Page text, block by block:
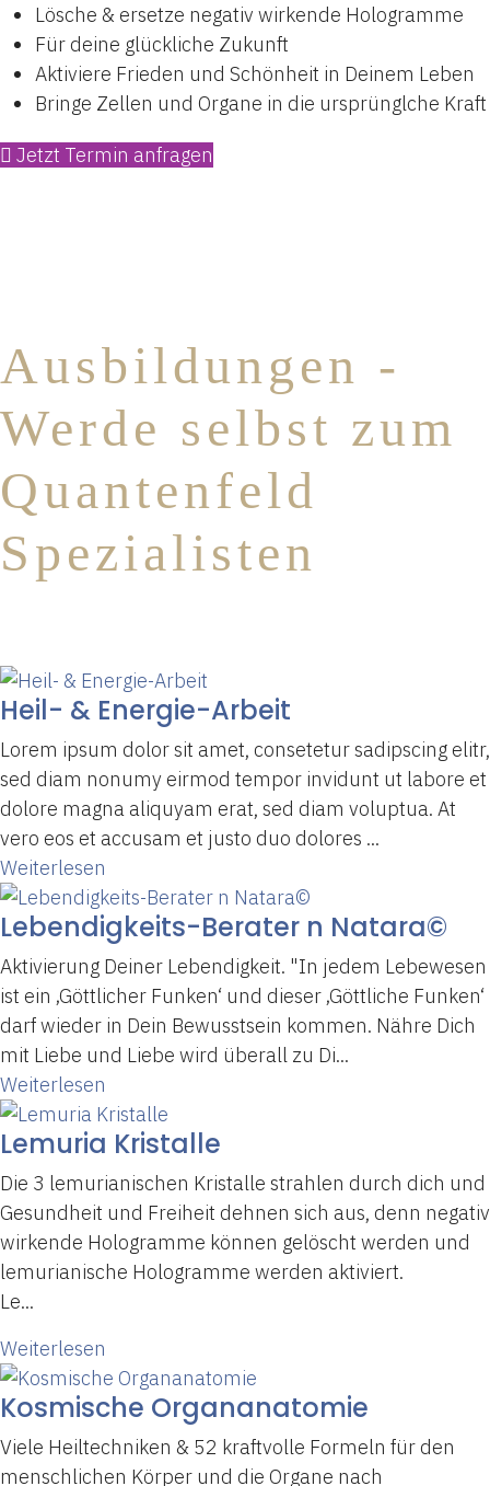
Lösche & ersetze negativ wirkende Hologramme
Für deine glückliche Zukunft
Aktiviere Frieden und Schönheit in Deinem Leben
Bringe Zellen und Organe in die ursprünglche Kraft
Jetzt Termin anfragen
Ausbildungen -
Werde selbst zum
Quantenfeld
Spezialisten
Heil- & Energie-Arbeit
Lorem ipsum dolor sit amet, consetetur sadipscing elitr,
sed diam nonumy eirmod tempor invidunt ut labore et
dolore magna aliquyam erat, sed diam voluptua. At
vero eos et accusam et justo duo dolores ...
Weiterlesen
Lebendigkeits-Berater n Natara©
Aktivierung Deiner Lebendigkeit. "In jedem Lebewesen
ist ein ‚Göttlicher Funken‘ und dieser ‚Göttliche Funken‘
darf wieder in Dein Bewusstsein kommen. Nähre Dich
mit Liebe und Liebe wird überall zu Di...
Weiterlesen
Lemuria Kristalle
Die 3 lemurianischen Kristalle strahlen durch dich und
Gesundheit und Freiheit dehnen sich aus, denn negativ
wirkende Hologramme können gelöscht werden und
lemurianische Hologramme werden aktiviert.
Le...
Weiterlesen
Kosmische Organanatomie
Viele Heiltechniken & 52 kraftvolle Formeln für den
menschlichen Körper und die Organe nach